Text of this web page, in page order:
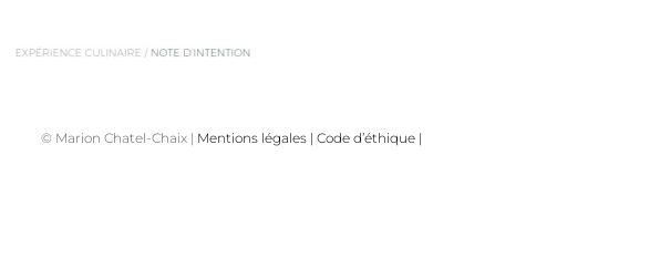
© Marion Chatel-Chaix | Mentions légales| Code d’éthique|